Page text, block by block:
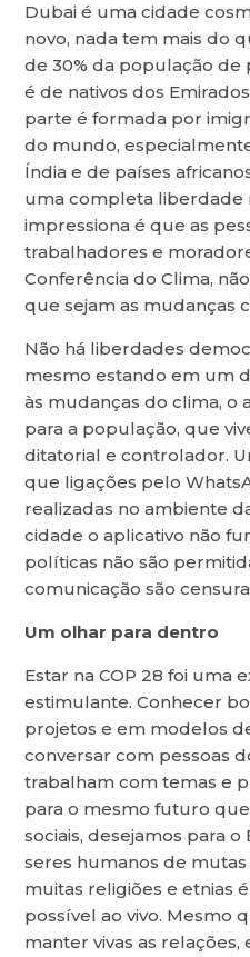
Dubai é uma cidade
novo, nada tem mais do
de 30% da população de
é de nativos dos
parte é formada por
do mundo,
Índia e de países
uma completa liberdade
impressiona é que as
trabalhadores e
Conferência do Clima,
que sejam as mudanças
Não há liberdades
mesmo estando em um
às mudanças do clima, o
para a população, que
ditatorial e controlador.
que ligações pelo
realizadas no ambiente
cidade o aplicativo não
políticas não são
comunicação são
Um olhar para dentro
Estar na COP 28 foi uma
estimulante. Conhecer
projetos e em modelos
conversar com pessoas
trabalham com temas e
para o mesmo futuro
sociais, desejamos para o
seres humanos de
muitas religiões e etnias
possível ao vivo. Mesmo
manter vivas as relações,